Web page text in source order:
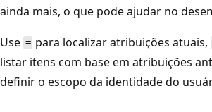
ainda mais, o que pode ajudar no
Use = para localizar atribuições atuais,
listar itens com base em atribuições
definir o escopo da identidade do